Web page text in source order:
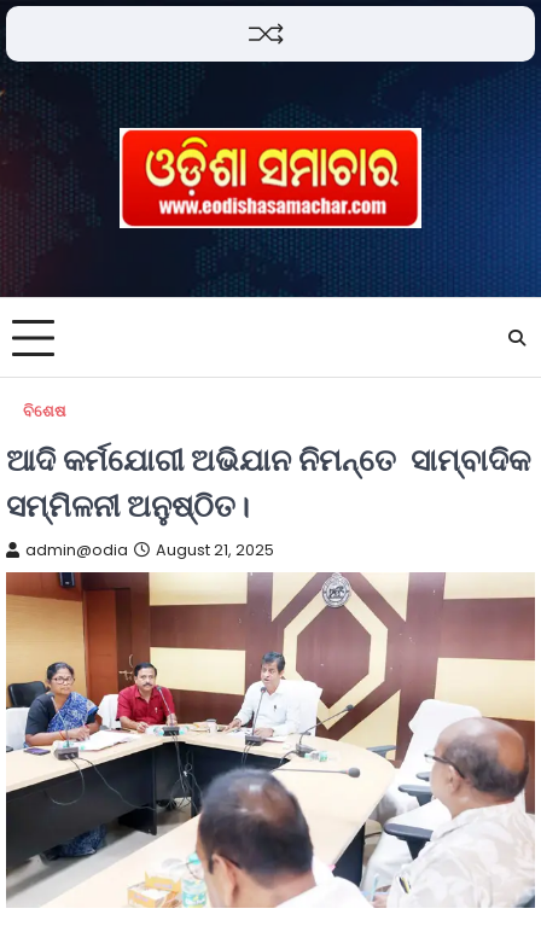
ବିଶେଷ
ଆଦି କର୍ମଯୋଗୀ ଅଭିଯାନ ନିମନ୍ତେ ସାମ୍ବାଦିକ
ସମ୍ମିଳନୀ ଅନୁଷ୍ଠିତ।
admin@odia August 21, 2025